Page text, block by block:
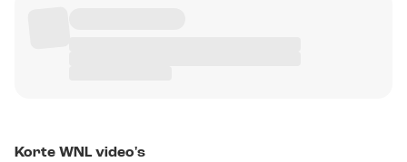
Korte WNL video's